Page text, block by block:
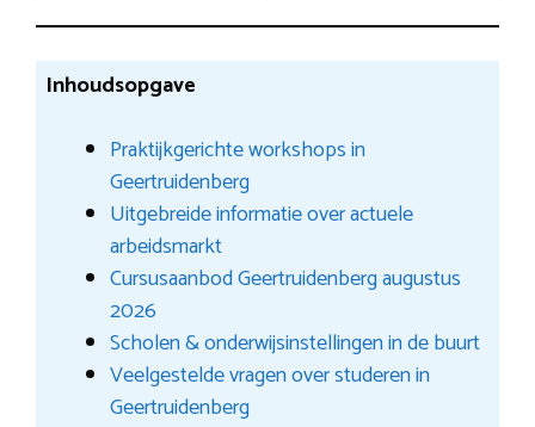
Inhoudsopgave
Praktijkgerichte workshops in
Geertruidenberg
Uitgebreide informatie over actuele
arbeidsmarkt
Cursusaanbod Geertruidenberg augustus
2026
Scholen & onderwijsinstellingen in de buurt
Veelgestelde vragen over studeren in
Geertruidenberg